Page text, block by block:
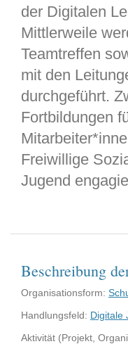
der Digitalen
Mittlerweile
Teamtreffen
mit den
durchgeführt.
Fortbildungen
Freiwillige
Jugend
Beschreibung
Organisationsform:
Handlungsfeld: Digitale
Aktivität (Projekt,